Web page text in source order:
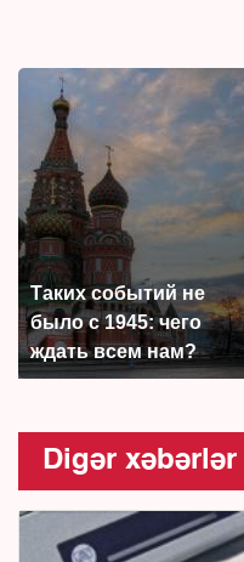
Таких событий не
было с 1945: чего
ждать всем нам?
Digər xəbərlər